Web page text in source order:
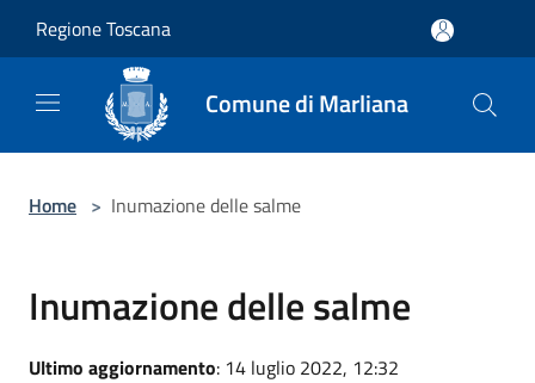
Regione Toscana
Comune di Marliana
Home > Inumazione delle salme
Inumazione delle salme
Ultimo aggiornamento: 14 luglio 2022, 12:32